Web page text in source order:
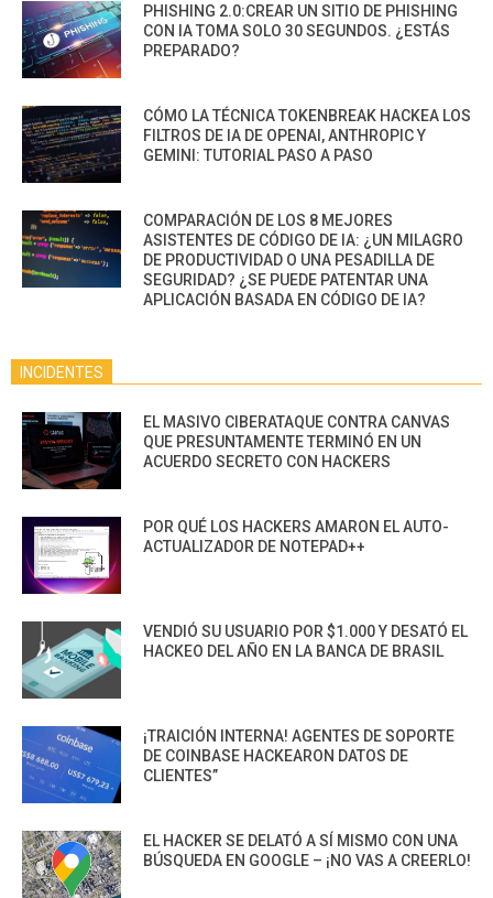
PHISHING 2.0:CREAR UN SITIO DE PHISHING
CON IA TOMA SOLO 30 SEGUNDOS. ¿ESTÁS
PREPARADO?
CÓMO LA TÉCNICA TOKENBREAK HACKEA LOS
FILTROS DE IA DE OPENAI, ANTHROPIC Y
GEMINI: TUTORIAL PASO A PASO
COMPARACIÓN DE LOS 8 MEJORES
ASISTENTES DE CÓDIGO DE IA: ¿UN MILAGRO
DE PRODUCTIVIDAD O UNA PESADILLA DE
SEGURIDAD? ¿SE PUEDE PATENTAR UNA
APLICACIÓN BASADA EN CÓDIGO DE IA?
INCIDENTES
EL MASIVO CIBERATAQUE CONTRA CANVAS
QUE PRESUNTAMENTE TERMINÓ EN UN
ACUERDO SECRETO CON HACKERS
POR QUÉ LOS HACKERS AMARON EL AUTO-
ACTUALIZADOR DE NOTEPAD++
VENDIÓ SU USUARIO POR $1.000 Y DESATÓ EL
HACKEO DEL AÑO EN LA BANCA DE BRASIL
¡TRAICIÓN INTERNA! AGENTES DE SOPORTE
DE COINBASE HACKEARON DATOS DE
CLIENTES”
EL HACKER SE DELATÓ A SÍ MISMO CON UNA
BÚSQUEDA EN GOOGLE – ¡NO VAS A CREERLO!